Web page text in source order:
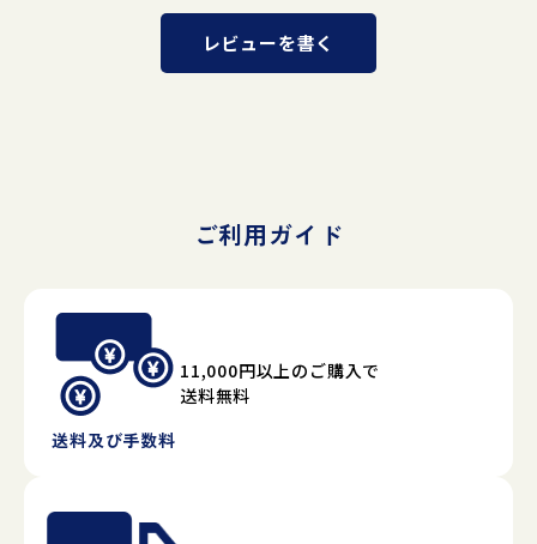
レビューを書く
ご利用ガイド
送料及び手数料
11,000円以上のご購入で
送料無料